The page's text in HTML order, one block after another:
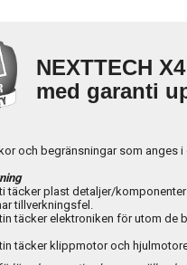
NEXTTECH
med garanti
och begränsningar som anges
täcker plast detaljer/
tillverkningsfel.
täcker elektroniken för utom de
täcker klippmotor och